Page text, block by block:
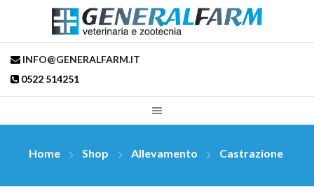
INFO@GENERALFARM.IT
0522 514251
Home Shop Allevamento Castrazione